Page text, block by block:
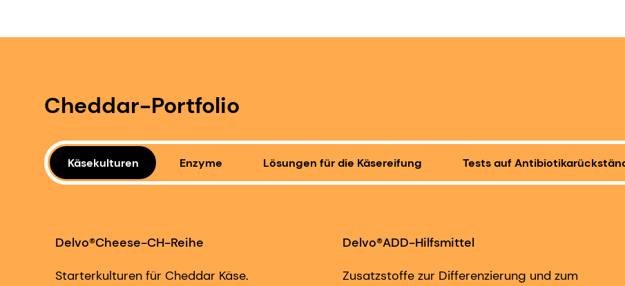
Cheddar-Portfolio
Käsekulturen Enzyme Lösungen für die Käsereifung Tests auf
Delvo®Cheese-CH-Reihe
Starterkulturen für Cheddar Käse.
Delvo®ADD-Hilfsmittel
Zusatzstoffe zur Differenzierung und zum